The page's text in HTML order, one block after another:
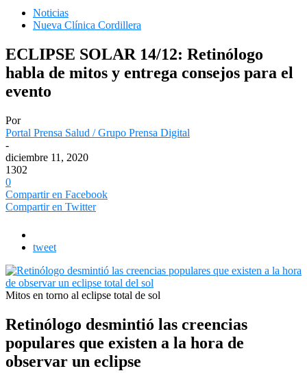
Noticias
Nueva Clínica Cordillera
ECLIPSE SOLAR 14/12: Retinólogo
habla de mitos y entrega consejos para el
evento
Por
Portal Prensa Salud / Grupo Prensa Digital
-
diciembre 11, 2020
1302
0
Compartir en Facebook
Compartir en Twitter
tweet
Mitos en torno al eclipse total de sol
Retinólogo desmintió las creencias
populares que existen a la hora de
observar un eclipse